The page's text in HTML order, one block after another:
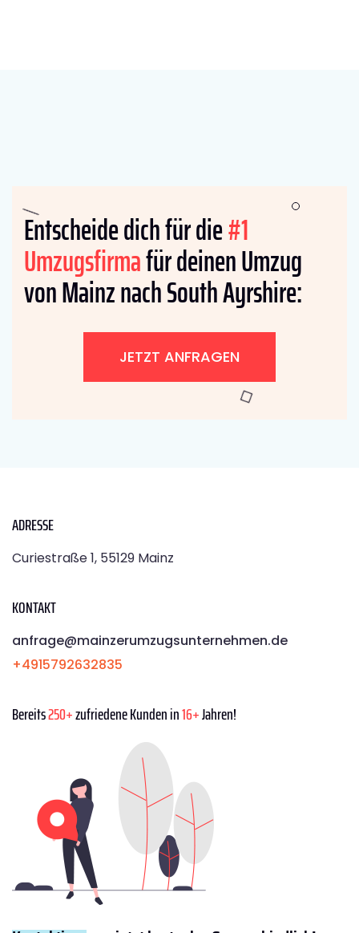
Entscheide dich für die#1
Umzugsfirmafür deinen Umzug
von Mainz nach South Ayrshire:
JETZT ANFRAGEN
ADRESSE
Curiestraße 1, 55129 Mainz
KONTAKT
anfrage@mainzerumzugsunternehmen.de
+4915792632835
Bereits250+zufriedene Kunden in16+Jahren!